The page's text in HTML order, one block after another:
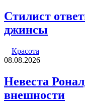
Стилист
джинсы
Красота
08.08.2026
Невеста
внешности